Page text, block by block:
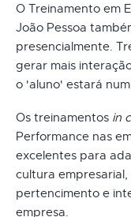
O Treinamento em
João Pessoa
presencialmente.
gerar mais
o 'aluno' estará
Os treinamentos in
Performance nas
excelentes para
cultura
pertencimento e
empresa.